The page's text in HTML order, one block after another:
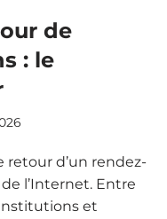
de
: le
retour d’un rendez-
l’Internet. Entre
et